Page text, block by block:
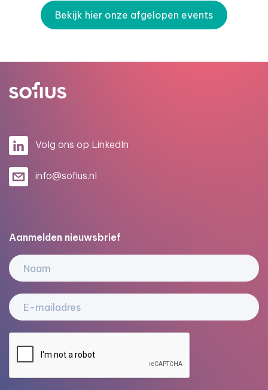
Bekijk hier onze afgelopen events
Volg ons op LinkedIn
info@sofius.nl
Aanmelden nieuwsbrief